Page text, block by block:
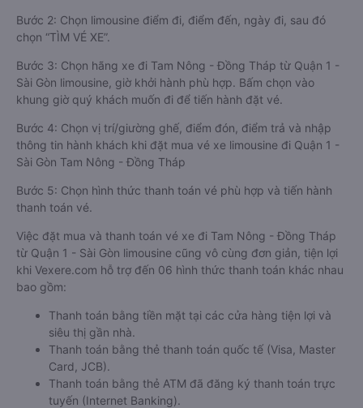
Bước 2: Chọn limousine điểm đi, điểm đến, ngày đi, sau đó
chọn “TÌM VÉ XE”.
Bước 3: Chọn hãng xe đi Tam Nông - Đồng Tháp từ Quận 1 -
Sài Gòn limousine, giờ khởi hành phù hợp. Bấm chọn vào
khung giờ quý khách muốn đi để tiến hành đặt vé.
Bước 4: Chọn vị trí/giường ghế, điểm đón, điểm trả và nhập
thông tin hành khách khi đặt mua vé xe limousine đi Quận 1 -
Sài Gòn Tam Nông - Đồng Tháp
Bước 5: Chọn hình thức thanh toán vé phù hợp và tiến hành
thanh toán vé.
Việc đặt mua và thanh toán vé xe đi Tam Nông - Đồng Tháp
từ Quận 1 - Sài Gòn limousine cũng vô cùng đơn giản, tiện lợi
khi Vexere.com hỗ trợ đến 06 hình thức thanh toán khác nhau
bao gồm:
Thanh toán bằng tiền mặt tại các cửa hàng tiện lợi và
siêu thị gần nhà.
Thanh toán bằng thẻ thanh toán quốc tế (Visa, Master
Card, JCB).
Thanh toán bằng thẻ ATM đã đăng ký thanh toán trực
tuyến (Internet Banking).